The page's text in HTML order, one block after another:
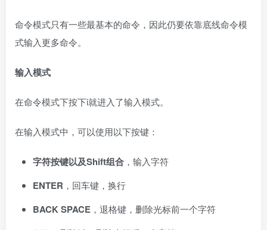
命令模式只有一些最基本的命令，因此仍要依靠底线命令模
式输入更多命令。
输入模式
在命令模式下按下i就进入了输入模式。
在输入模式中，可以使用以下按键：
字符按键以及Shift组合 ，输入字符
ENTER ，回车键，换行
BACK SPACE ，退格键，删除光标前一个字符